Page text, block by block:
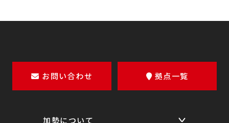
お問い合わせ 拠点一覧
加勢について